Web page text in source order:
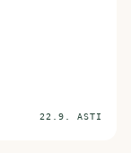
22.9. ASTI